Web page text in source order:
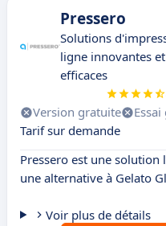
Pressero
Solutions
ligne innovantes et
efficaces
Version gratuite
Tarif sur demande
Pressero est une
une alternative à Gelato
Voir plus de détails